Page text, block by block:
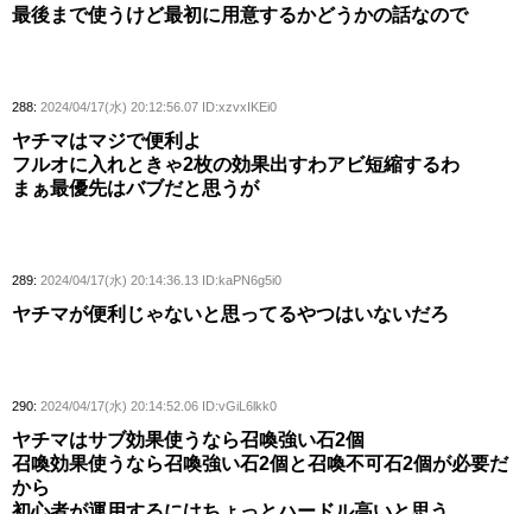
最後まで使うけど最初に用意するかどうかの話なので
288: 2024/04/17(水) 20:12:56.07 ID:xzvxIKEi0
ヤチマはマジで便利よ
フルオに入れときゃ2枚の効果出すわアビ短縮するわ
まぁ最優先はバブだと思うが
289: 2024/04/17(水) 20:14:36.13 ID:kaPN6g5i0
ヤチマが便利じゃないと思ってるやつはいないだろ
290: 2024/04/17(水) 20:14:52.06 ID:vGiL6lkk0
ヤチマはサブ効果使うなら召喚強い石2個
召喚効果使うなら召喚強い石2個と召喚不可石2個が必要だ
から